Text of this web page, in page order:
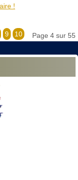
!
Page 4 sur 55
9
10